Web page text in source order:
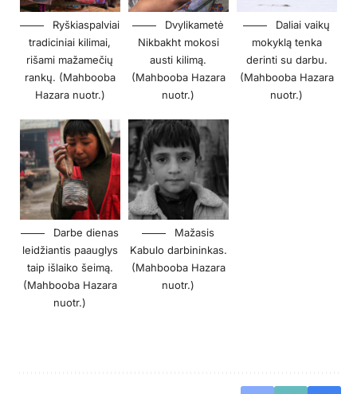
Ryškiaspalviai
tradiciniai kilimai,
rišami mažamečių
rankų. (Mahbooba
Hazara nuotr.)
Dvylikametė
Nikbakht mokosi
austi kilimą.
(Mahbooba Hazara
nuotr.)
Daliai vaikų
mokyklą tenka
derinti su darbu.
(Mahbooba Hazara
nuotr.)
Darbe dienas
leidžiantis paauglys
taip išlaiko šeimą.
(Mahbooba Hazara
nuotr.)
Mažasis
Kabulo darbininkas.
(Mahbooba Hazara
nuotr.)